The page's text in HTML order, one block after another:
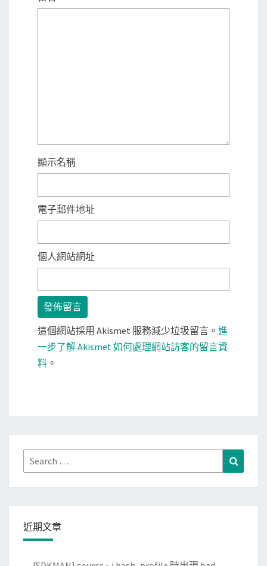
顯示名稱
電子郵件地址
個人網站網址
這個網站採用 Akismet 服務減少垃圾留言。 進
一步了解 Akismet 如何處理網站訪客的留言資
料 。
Search
for:
近期文章